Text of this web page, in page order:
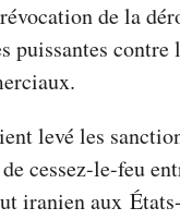
de la
puissantes
levé les
cessez-le-feu
iranien aux